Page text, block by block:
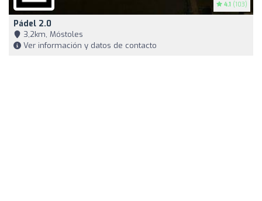
4.1 (103)
Pádel 2.0
3,2km, Móstoles
Ver información y datos de contacto